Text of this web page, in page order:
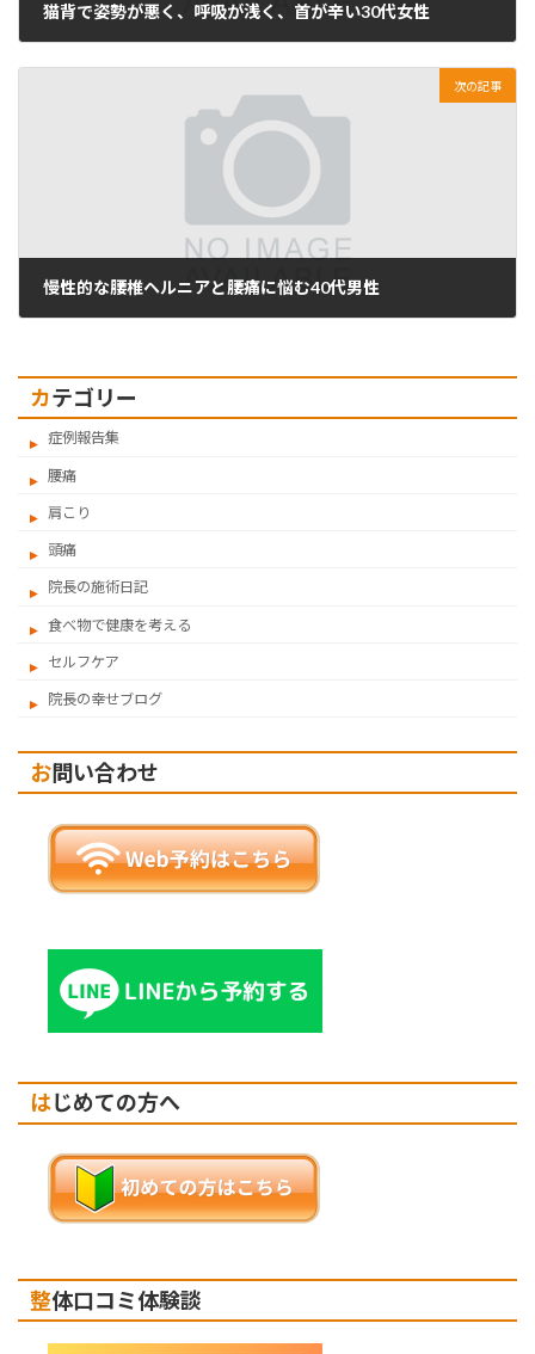
猫背で姿勢が悪く、呼吸が浅く、首が辛い30代女性
次の記事
慢性的な腰椎ヘルニアと腰痛に悩む40代男性
カテゴリー
症例報告集
腰痛
肩こり
頭痛
院長の施術日記
食べ物で健康を考える
セルフケア
院長の幸せブログ
お問い合わせ
はじめての方へ
整体口コミ体験談